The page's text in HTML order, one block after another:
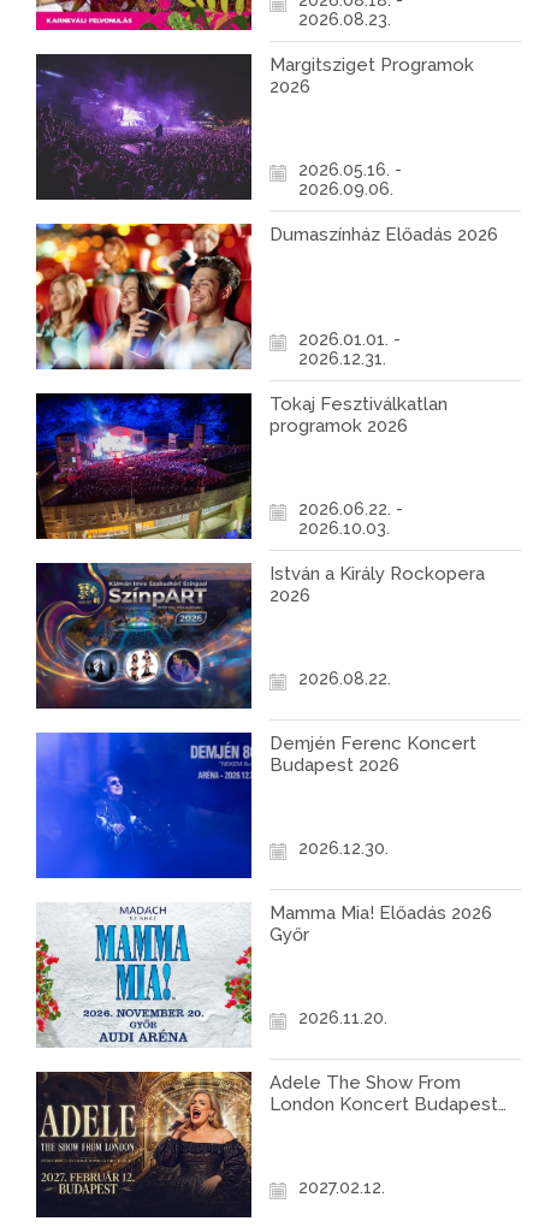
2026.08.23.
Margitsziget Programok
2026
2026.05.16. -
2026.09.06.
Dumaszínház Előadás 2026
2026.01.01. -
2026.12.31.
Tokaj Fesztiválkatlan
programok 2026
2026.06.22. -
2026.10.03.
István a Király Rockopera
2026
2026.08.22.
Demjén Ferenc Koncert
Budapest 2026
2026.12.30.
Mamma Mia! Előadás 2026
Győr
2026.11.20.
Adele The Show From
London Koncert Budapest
2027.02.12.